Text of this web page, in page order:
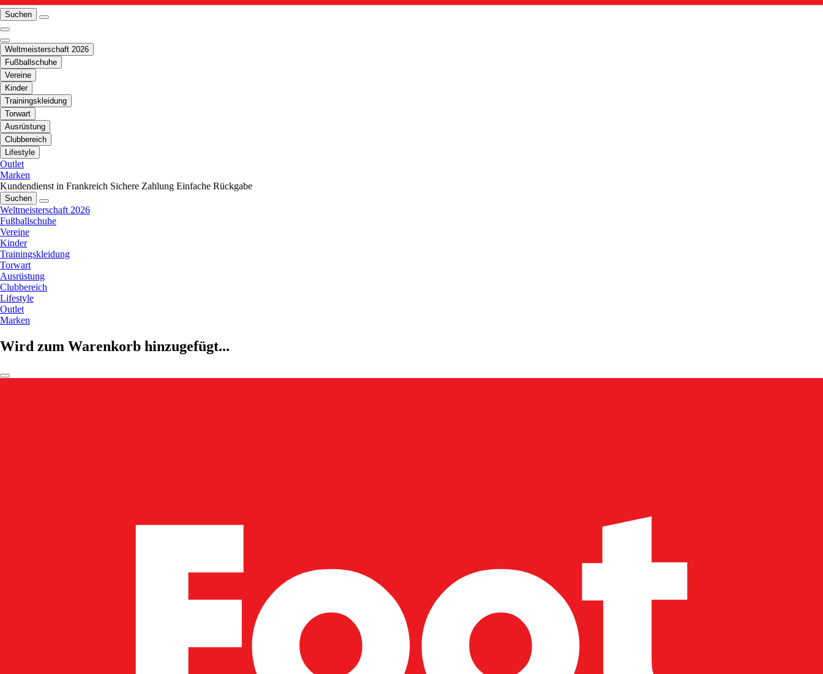
Suchen
Weltmeisterschaft 2026
Fußballschuhe
Vereine
Kinder
Trainingskleidung
Torwart
Ausrüstung
Clubbereich
Lifestyle
Outlet
Marken
Kundendienst in Frankreich Sichere Zahlung Einfache Rückgabe
Suchen
Weltmeisterschaft 2026
Fußballschuhe
Vereine
Kinder
Trainingskleidung
Torwart
Ausrüstung
Clubbereich
Lifestyle
Outlet
Marken
Wird zum Warenkorb hinzugefügt...